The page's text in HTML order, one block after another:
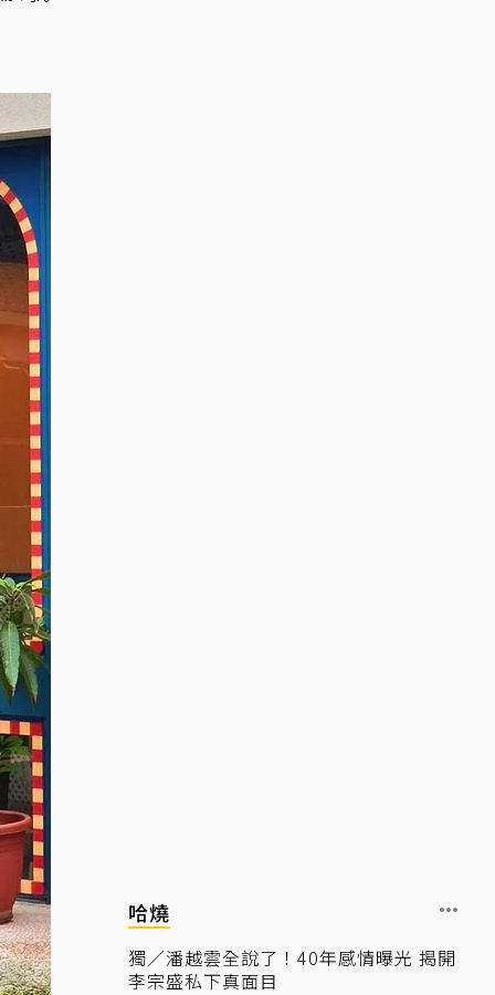
哈燒
獨／潘越雲全說了！40年感情曝光 揭開
李宗盛私下真面目